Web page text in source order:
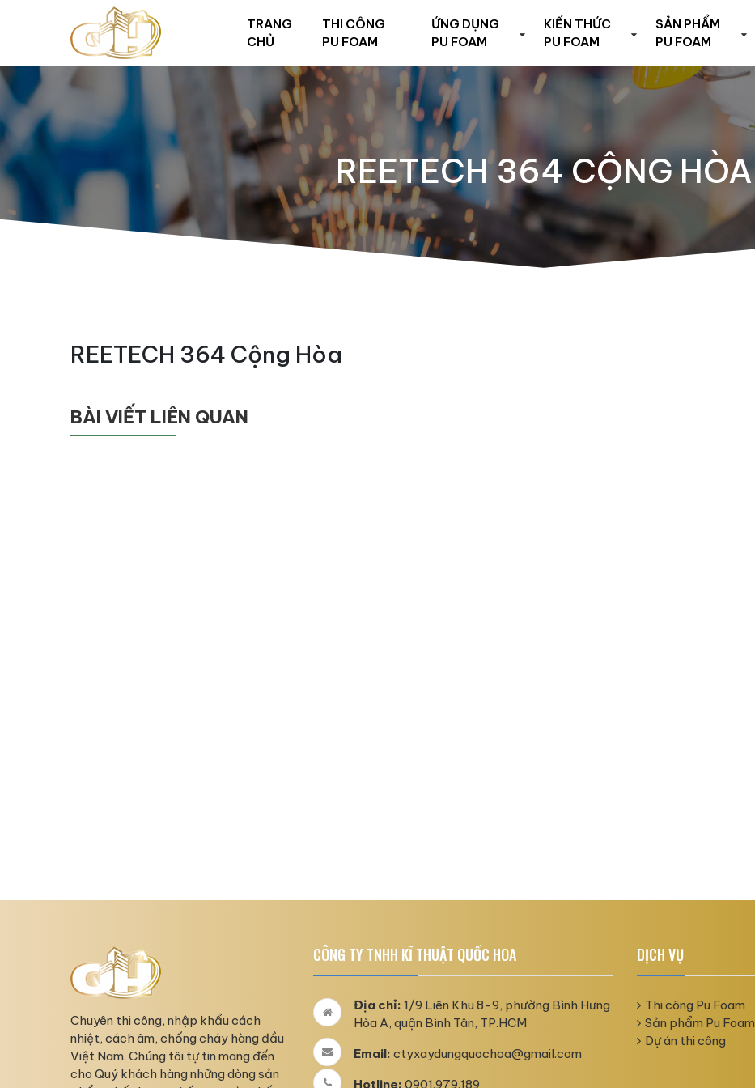
TRANG
CHỦ
THI CÔNG
PU FOAM
ỨNG DỤNG
PU FOAM
KIẾN THỨC
PU FOAM
SẢN PHẨM
PU FOAM
REETECH 364 CỘNG HÒA
REETECH 364 Cộng Hòa
BÀI VIẾT LIÊN QUAN
Chuyên thi công, nhập khẩu cách
nhiệt, cách âm, chống cháy hàng đầu
Việt Nam. Chúng tôi tự tin mang đến
cho Quý khách hàng những dòng sản
CÔNG TY TNHH KĨ THUẬT QUỐC HOA
Địa chỉ: 1/9 Liên Khu 8-9, phường Bình Hưng
Hòa A, quận Bình Tân, TP.HCM
Email: ctyxaydungquochoa@gmail.com
Hotline: 0901.979.189
DỊCH VỤ
Thi công Pu Foam
Sản phẩm Pu Foam
Dự án thi công